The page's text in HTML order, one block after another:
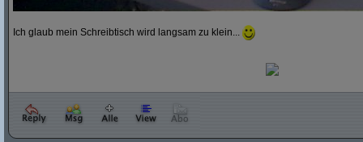
Ich glaub mein Schreibtisch wird langsam zu klein...